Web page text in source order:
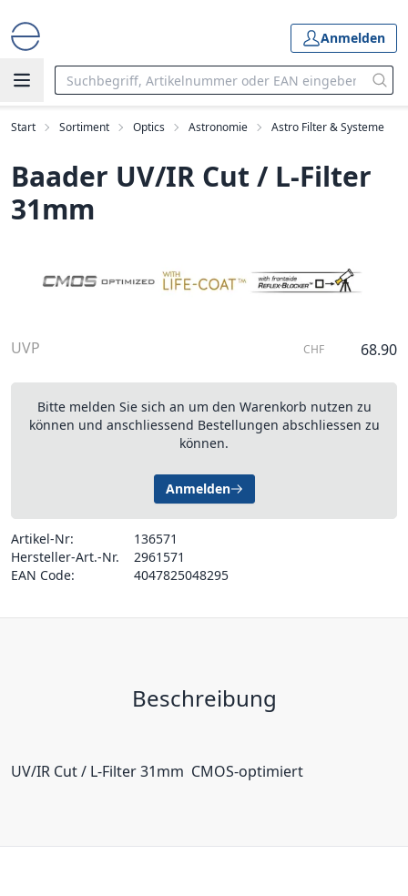
Anmelden
Start Sortiment Optics Astronomie Astro Filter & Systeme
Baader UV/IR Cut / L-Filter
31mm
UVP CHF 68.90
Bitte melden Sie sich an um den Warenkorb nutzen zu
können und anschliessend Bestellungen abschliessen zu
können.
Anmelden
Artikel-Nr:
136571
Hersteller-Art.-Nr.
2961571
EAN Code:
4047825048295
Beschreibung
UV/IR Cut / L-Filter 31mm  CMOS-optimiert